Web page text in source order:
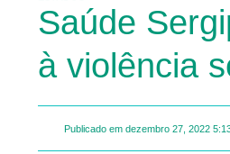
Saúde
à violência
Publicado em dezembro 27, 2022